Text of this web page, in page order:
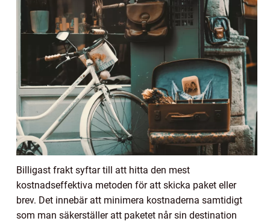
Billigast frakt syftar till att hitta den mest
kostnadseffektiva metoden för att skicka paket eller
brev. Det innebär att minimera kostnaderna samtidigt
som man säkerställer att paketet når sin destination